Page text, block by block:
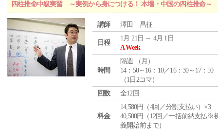
四柱推命中級実習 ～実例から身につける！ 本場・中国の四柱推命～
講師 澤田 昌征
日程
1月 21日 ～ 4月 1日
A Week
時間
隔週 （ 月 ）
14：50～16：10／16：30～17：50
（1日2コマ）
回数
全12回
料金
14,580円（4回／分割支払い）×3
40,500円（12回／一括前納支払※
義開始前まで）